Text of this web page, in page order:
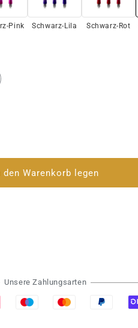
Pink Schwarz-Lila Schwarz-Rot
den Warenkorb legen
Unsere Zahlungsarten